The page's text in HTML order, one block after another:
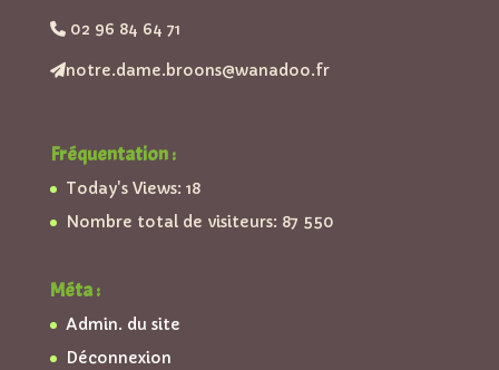
02 96 84 64 71
notre.dame.broons@wanadoo.fr
Fréquentation :
Today's Views: 18
Nombre total de visiteurs: 87 550
Méta :
Admin. du site
Déconnexion